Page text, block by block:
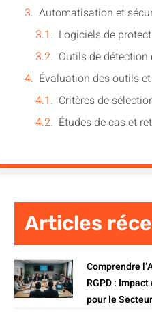
Articles
Comprendre
RGPD :
pour le